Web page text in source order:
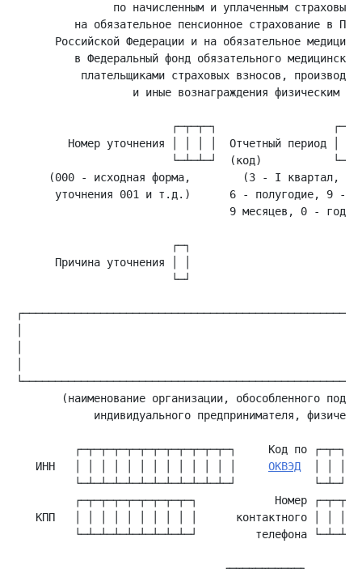
по начисленным и уплаченным страховым
на обязательное пенсионное страхование в
Российской Федерации и на обязательное
в Федеральный фонд обязательного
плательщиками страховых взносов,
и иные вознаграждения физическим
Номер уточнения │ │ │ │  Отчетный период │ │
     (000 - исходная форма,        (3 - I квартал,
      уточнения 001 и т.д.)      6 - полугодие, 9 -
                                 9 месяцев, 0 - год)
Причина уточнения │ │
└─┘
(наименование организации, обособленного
индивидуального предпринимателя,
   ИНН   │ │ │ │ │ │ │ │ │ │ │ │ │
ОКВЭД
КПП   │ │ │ │ │ │ │ │ │ │      контактного │ │ │
└─┴─┴─┴─┴─┴─┴─┴─┴─┘         телефона